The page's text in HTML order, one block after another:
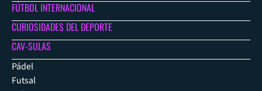
FÚTBOL INTERNACIONAL
CURIOSIDADES DEL DEPORTE
CAV-SULAS
Pádel
Futsal